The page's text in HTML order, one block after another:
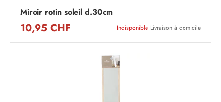
Miroir rotin soleil d.30cm
10,95 CHF Indisponible Livraison à domicile